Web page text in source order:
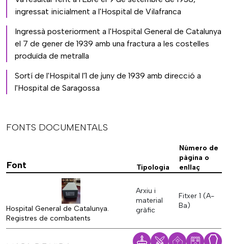
ingressat inicialment a l'Hospital de Vilafranca
Ingressà posteriorment a l'Hospital General de Catalunya
el 7 de gener de 1939 amb una fractura a les costelles
produïda de metralla
Sortí de l'Hospital l'1 de juny de 1939 amb direcció a
l'Hospital de Saragossa
FONTS DOCUMENTALS
Font Tipologia
Número de
pàgina o
enllaç
Hospital General de Catalunya.
Registres de combatents
Arxiu i
material
gràfic
Fitxer 1 (A-
Ba)